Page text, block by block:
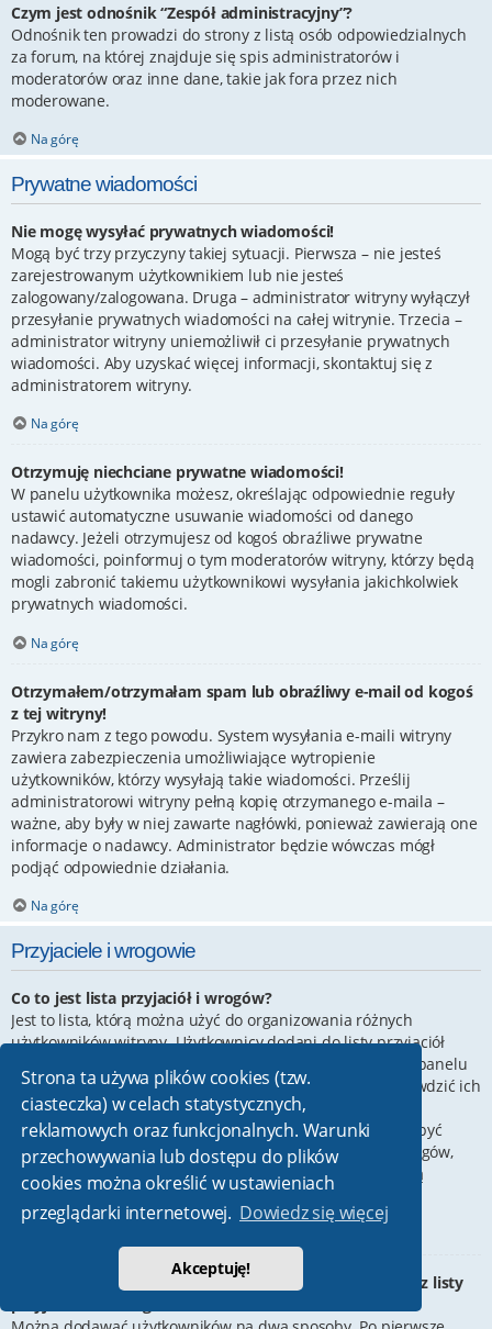
Strona ta używa plików cookies (tzw.
ciasteczka) w celach statystycznych,
reklamowych oraz funkcjonalnych. Warunki
przechowywania lub dostępu do plików
cookies można określić w ustawieniach
przeglądarki internetowej. Dowiedz się więcej
Akceptuję!
Czym jest odnośnik “Zespół administracyjny”?
Odnośnik ten prowadzi do strony z listą osób odpowiedzialnych
za forum, na której znajduje się spis administratorów i
moderatorów oraz inne dane, takie jak fora przez nich
moderowane.
Na górę
Prywatne wiadomości
Nie mogę wysyłać prywatnych wiadomości!
Mogą być trzy przyczyny takiej sytuacji. Pierwsza – nie jesteś
zarejestrowanym użytkownikiem lub nie jesteś
zalogowany/zalogowana. Druga – administrator witryny wyłączył
przesyłanie prywatnych wiadomości na całej witrynie. Trzecia –
administrator witryny uniemożliwił ci przesyłanie prywatnych
wiadomości. Aby uzyskać więcej informacji, skontaktuj się z
administratorem witryny.
Na górę
Otrzymuję niechciane prywatne wiadomości!
W panelu użytkownika możesz, określając odpowiednie reguły
ustawić automatyczne usuwanie wiadomości od danego
nadawcy. Jeżeli otrzymujesz od kogoś obraźliwe prywatne
wiadomości, poinformuj o tym moderatorów witryny, którzy będą
mogli zabronić takiemu użytkownikowi wysyłania jakichkolwiek
prywatnych wiadomości.
Na górę
Otrzymałem/otrzymałam spam lub obraźliwy e-mail od kogoś
z tej witryny!
Przykro nam z tego powodu. System wysyłania e-maili witryny
zawiera zabezpieczenia umożliwiające wytropienie
użytkowników, którzy wysyłają takie wiadomości. Prześlij
administratorowi witryny pełną kopię otrzymanego e-maila –
ważne, aby były w niej zawarte nagłówki, ponieważ zawierają one
informacje o nadawcy. Administrator będzie wówczas mógł
podjąć odpowiednie działania.
Na górę
Przyjaciele i wrogowie
Co to jest lista przyjaciół i wrogów?
Jest to lista, którą można użyć do organizowania różnych
użytkowników witryny. Użytkownicy dodani do listy przyjaciół
znajdującej się w panelu
zarządzania kontem. Z tego poziomu można szybko sprawdzić ich
status, a także wysłać prywatną wiadomość. Zależnie od
używanego stylu witryny, posty tych użytkowników mogą być
wyróżniane. Jeśli użytkownik zostanie dodany do listy wrogów,
wszystkie posty przez niego napisane domyślnie nie będą
wyświetlane.
W jaki sposób można dodawać/usuwać użytkowników z listy